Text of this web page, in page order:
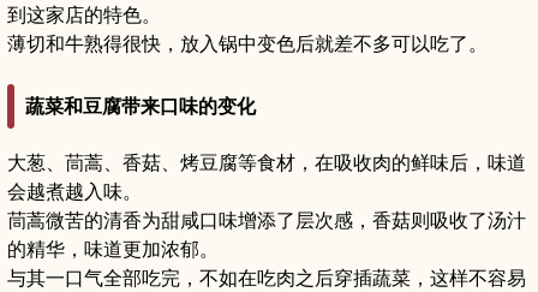
到这家店的特色。
薄切和牛熟得很快，放入锅中变色后就差不多可以吃了。
蔬菜和豆腐带来口味的变化
大葱、茼蒿、香菇、烤豆腐等食材，在吸收肉的鲜味后，味道
会越煮越入味。
茼蒿微苦的清香为甜咸口味增添了层次感，香菇则吸收了汤汁
的精华，味道更加浓郁。
与其一口气全部吃完，不如在吃肉之后穿插蔬菜，这样不容易